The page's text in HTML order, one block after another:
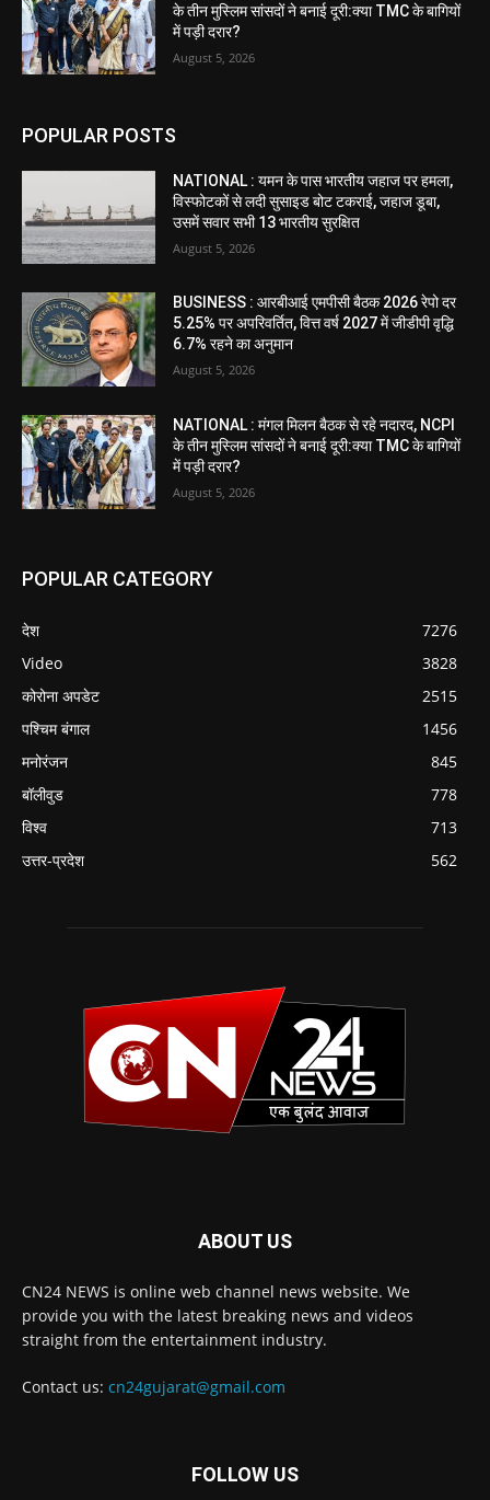
के तीन मुस्लिम सांसदों ने बनाई दूरी:क्या TMC के बागियों
में पड़ी दरार?
August 5, 2026
POPULAR POSTS
NATIONAL : यमन के पास भारतीय जहाज पर हमला,
विस्फोटकों से लदी सुसाइड बोट टकराई, जहाज डूबा,
उसमें सवार सभी 13 भारतीय सुरक्षित
August 5, 2026
BUSINESS : आरबीआई एमपीसी बैठक 2026 रेपो दर
5.25% पर अपरिवर्तित, वित्त वर्ष 2027 में जीडीपी वृद्धि
6.7% रहने का अनुमान
August 5, 2026
NATIONAL : मंगल मिलन बैठक से रहे नदारद, NCPI
के तीन मुस्लिम सांसदों ने बनाई दूरी:क्या TMC के बागियों
में पड़ी दरार?
August 5, 2026
POPULAR CATEGORY
देश
7276
Video
3828
कोरोना अपडेट
2515
पश्चिम बंगाल
1456
मनोरंजन
845
बॉलीवुड
778
विश्व
713
उत्तर-प्रदेश
562
ABOUT US
CN24 NEWS is online web channel news website. We
provide you with the latest breaking news and videos
straight from the entertainment industry.
Contact us: cn24gujarat@gmail.com
FOLLOW US